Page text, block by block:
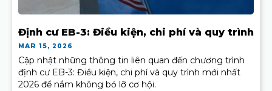
Định cư EB-3: Điều kiện, chi phí và quy trình
MAR 15, 2026
Cập nhật những thông tin liên quan đến chương trình
định cư EB-3: Điều kiện, chi phí và quy trình mới nhất
2026 để nắm không bỏ lỡ cơ hội.